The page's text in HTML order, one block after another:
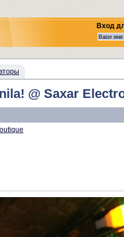
Вход
@ Saxar